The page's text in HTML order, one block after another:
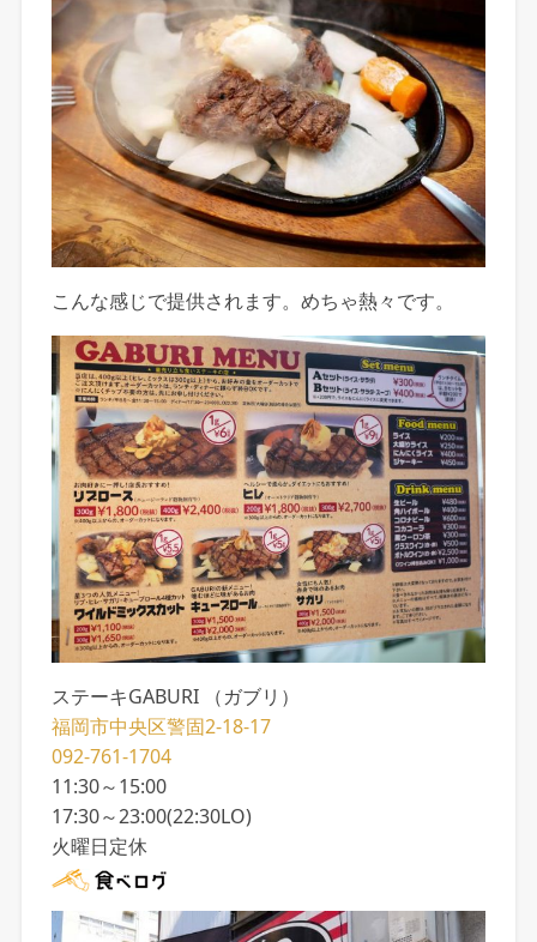
こんな感じで提供されます。めちゃ熱々です。
ステーキGABURI （ガブリ）
福岡市中央区警固2-18-17
092-761-1704
11:30～15:00
17:30～23:00(22:30LO)
火曜日定休